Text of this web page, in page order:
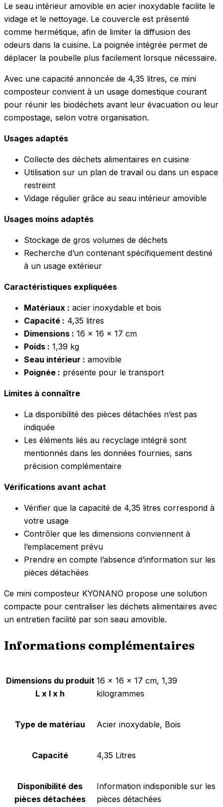
Le seau intérieur amovible en acier inoxydable facilite le
vidage et le nettoyage. Le couvercle est présenté
comme hermétique, afin de limiter la diffusion des
odeurs dans la cuisine. La poignée intégrée permet de
déplacer la poubelle plus facilement lorsque nécessaire.
Avec une capacité annoncée de 4,35 litres, ce mini
composteur convient à un usage domestique courant
pour réunir les biodéchets avant leur évacuation ou leur
compostage, selon votre organisation.
Usages adaptés
Collecte des déchets alimentaires en cuisine
Utilisation sur un plan de travail ou dans un espace
restreint
Vidage régulier grâce au seau intérieur amovible
Usages moins adaptés
Stockage de gros volumes de déchets
Recherche d’un contenant spécifiquement destiné
à un usage extérieur
Caractéristiques expliquées
Matériaux : acier inoxydable et bois
Capacité : 4,35 litres
Dimensions : 16 x 16 x 17 cm
Poids : 1,39 kg
Seau intérieur : amovible
Poignée : présente pour le transport
Limites à connaître
La disponibilité des pièces détachées n’est pas
indiquée
Les éléments liés au recyclage intégré sont
mentionnés dans les données fournies, sans
précision complémentaire
Vérifications avant achat
Vérifier que la capacité de 4,35 litres correspond à
votre usage
Contrôler que les dimensions conviennent à
l’emplacement prévu
Prendre en compte l’absence d’information sur les
pièces détachées
Ce mini composteur KYONANO propose une solution
compacte pour centraliser les déchets alimentaires avec
un entretien facilité par son seau amovible.
Informations complémentaires
Dimensions du produit
L x l x h
‎16 x 16 x 17 cm, 1,39
kilogrammes
Type de matériau ‎Acier inoxydable, Bois
Capacité ‎4,35 Litres
Disponibilité des
pièces détachées
‎Information indisponible sur les
pièces détachées